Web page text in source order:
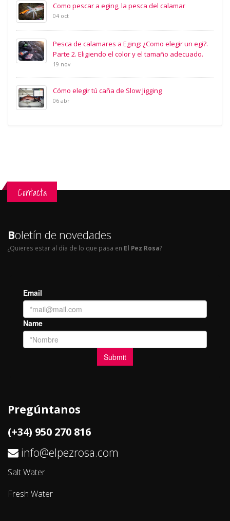
Como pescar a eging, la pesca del calamar
04 oct
Pesca de calamares a Eging: ¿Como elegir un egi?.
Parte 2. Eligiendo el color y el tamaño adecuado.
19 nov
Cómo elegir tú caña de Slow Jigging
06 abr
Contacta
Boletín de novedades
¿Quieres estar al día de lo que pasa en El Pez Rosa?
Pregúntanos
(+34) 950 270 816
info@elpezrosa.com
Salt Water
Fresh Water